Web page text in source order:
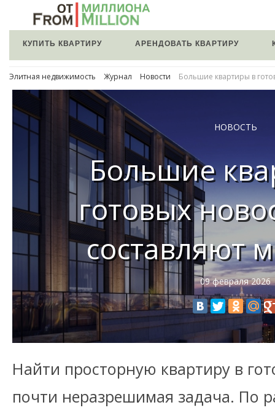
КУПИТЬ КВАРТИРУ АРЕНДОВАТЬ КВАРТИРУ
Элитная недвижимость Журнал Новости Большие квартиры в
НОВОСТЬ
Большие
готовых
составляют
09 февраля 2026
Найти просторную квартиру в
почти неразрешимая задача. По